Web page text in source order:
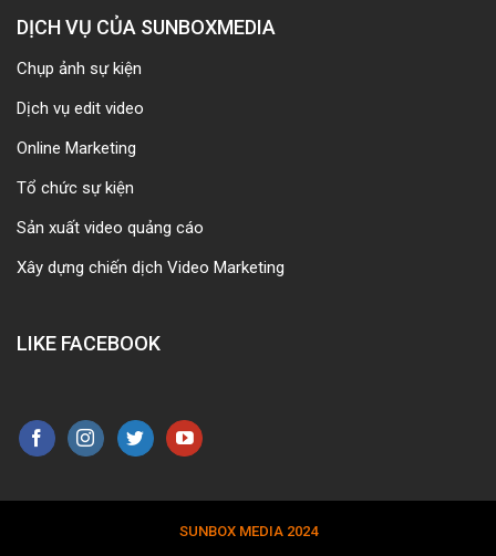
DỊCH VỤ CỦA SUNBOXMEDIA
Chụp ảnh sự kiện
Dịch vụ edit video
Online Marketing
Tổ chức sự kiện
Sản xuất video quảng cáo
Xây dựng chiến dịch Video Marketing
LIKE FACEBOOK
SUNBOX MEDIA 2024